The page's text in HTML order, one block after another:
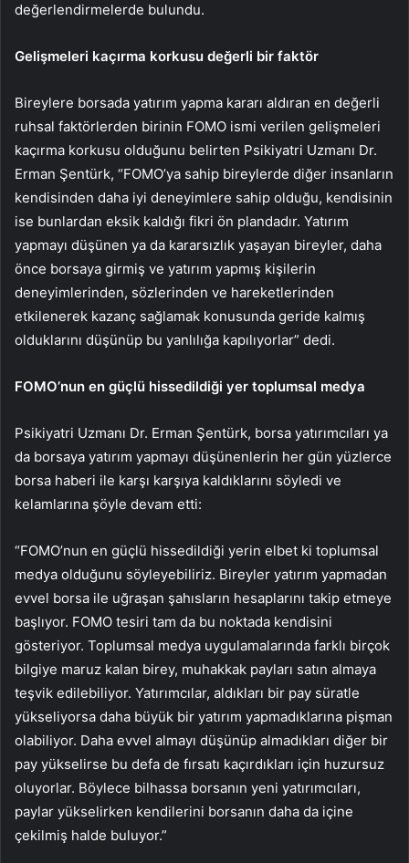
değerlendirmelerde bulundu.
Gelişmeleri kaçırma korkusu değerli bir faktör
Bireylere borsada yatırım yapma kararı aldıran en değerli
ruhsal faktörlerden birinin FOMO ismi verilen gelişmeleri
kaçırma korkusu olduğunu belirten Psikiyatri Uzmanı Dr.
Erman Şentürk, “FOMO’ya sahip bireylerde diğer insanların
kendisinden daha iyi deneyimlere sahip olduğu, kendisinin
ise bunlardan eksik kaldığı fikri ön plandadır. Yatırım
yapmayı düşünen ya da kararsızlık yaşayan bireyler, daha
önce borsaya girmiş ve yatırım yapmış kişilerin
deneyimlerinden, sözlerinden ve hareketlerinden
etkilenerek kazanç sağlamak konusunda geride kalmış
olduklarını düşünüp bu yanlılığa kapılıyorlar” dedi.
FOMO’nun en güçlü hissedildiği yer toplumsal medya
Psikiyatri Uzmanı Dr. Erman Şentürk, borsa yatırımcıları ya
da borsaya yatırım yapmayı düşünenlerin her gün yüzlerce
borsa haberi ile karşı karşıya kaldıklarını söyledi ve
kelamlarına şöyle devam etti:
“FOMO’nun en güçlü hissedildiği yerin elbet ki toplumsal
medya olduğunu söyleyebiliriz. Bireyler yatırım yapmadan
evvel borsa ile uğraşan şahısların hesaplarını takip etmeye
başlıyor. FOMO tesiri tam da bu noktada kendisini
gösteriyor. Toplumsal medya uygulamalarında farklı birçok
bilgiye maruz kalan birey, muhakkak payları satın almaya
teşvik edilebiliyor. Yatırımcılar, aldıkları bir pay süratle
yükseliyorsa daha büyük bir yatırım yapmadıklarına pişman
olabiliyor. Daha evvel almayı düşünüp almadıkları diğer bir
pay yükselirse bu defa de fırsatı kaçırdıkları için huzursuz
oluyorlar. Böylece bilhassa borsanın yeni yatırımcıları,
paylar yükselirken kendilerini borsanın daha da içine
çekilmiş halde buluyor.”